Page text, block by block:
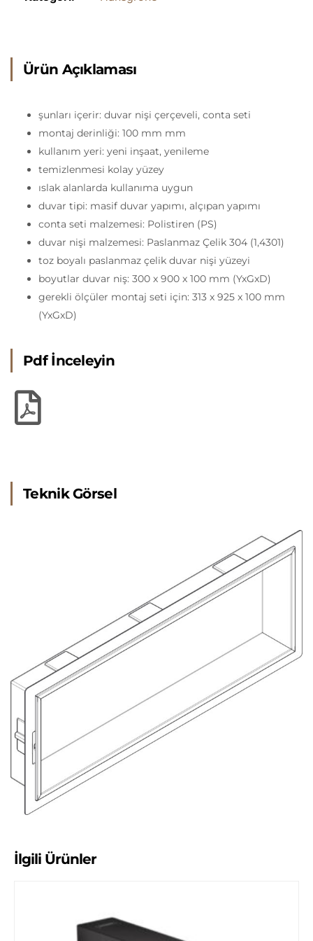
Ürün Açıklaması
şunları içerir: duvar nişi çerçeveli, conta seti
montaj derinliği: 100 mm mm
kullanım yeri: yeni inşaat, yenileme
temizlenmesi kolay yüzey
ıslak alanlarda kullanıma uygun
duvar tipi: masif duvar yapımı, alçıpan yapımı
conta seti malzemesi: Polistiren (PS)
duvar nişi malzemesi: Paslanmaz Çelik 304 (1,4301)
toz boyalı paslanmaz çelik duvar nişi yüzeyi
boyutlar duvar niş: 300 x 900 x 100 mm (YxGxD)
gerekli ölçüler montaj seti için: 313 x 925 x 100 mm
(YxGxD)
Pdf İnceleyin
Teknik Görsel
İlgili Ürünler